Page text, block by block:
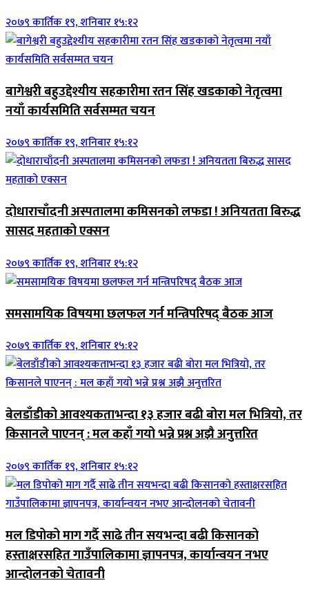
२०७९ कार्तिक १९, शनिबार १५:१२
बागेश्वरी बहुउद्देश्यीय सहकारीमा रतन सिंह खडकाको नेतृत्वमा
नयाँ कार्यसमिति सर्वसम्मत चयन
२०७९ कार्तिक १९, शनिबार १५:१२
दोधाराचाँदनी अस्पतालमा कमिसनको लफडा ! अनियतता बिरुद्ध
सासद महताको एक्सन
२०७९ कार्तिक १९, शनिबार १५:१२
समसामयिक विषयमा छलफल गर्न मन्त्रिपरिषद् बैठक आज
२०७९ कार्तिक १९, शनिबार १५:१२
बेलडाँडीको आवश्यकताभन्दा १३ हजार बढी बोरा मल भित्रियो, तर
किसानले पाएनन् : मल कहाँ गयो भन्ने प्रश्न अझै अनुत्तरित
२०७९ कार्तिक १९, शनिबार १५:१२
मल डिपोको माग गर्दै साढे तीन सयभन्दा बढी किसानको
हस्ताक्षरसहित गाउँपालिकामा ज्ञापनपत्र, कार्यान्वयन नभए
आन्दोलनको चेतावनी